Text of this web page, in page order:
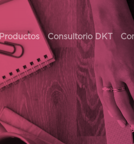
Productos Consultorio DKT